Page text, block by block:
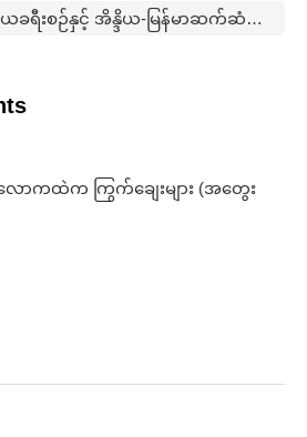
မင်းအောင်လှိုင်ရဲ့ အိန္ဒိယခရီးစဉ်နှင့် အိန္ဒိယ-မြန်မာဆက်ဆံရေးနောက်ကွယ်က မဟာဗျူဟာ (အတွေးအမြင်)
ောကထဲက ကြွက်ချေးများ (အတွေး